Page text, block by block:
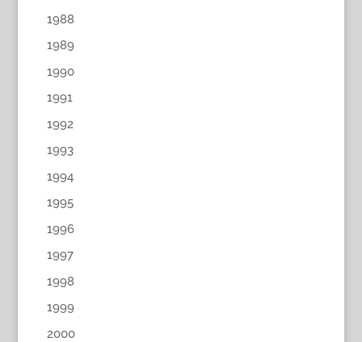
1988
1989
1990
1991
1992
1993
1994
1995
1996
1997
1998
1999
2000